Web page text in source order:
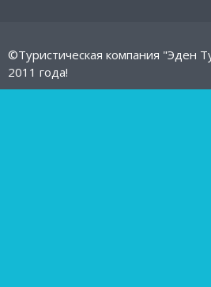
©Туристическая компания "Эден
2011 года!